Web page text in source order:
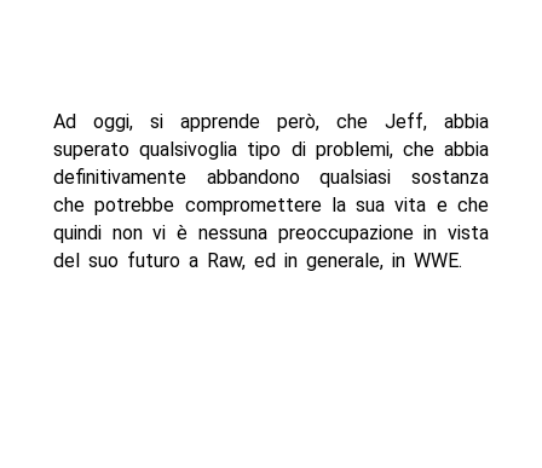
Ad oggi, si apprende però, che Jeff, abbia
superato qualsivoglia tipo di problemi, che abbia
definitivamente abbandono qualsiasi sostanza
che potrebbe compromettere la sua vita e che
quindi non vi è nessuna preoccupazione in vista
del suo futuro a Raw, ed in generale, in WWE.